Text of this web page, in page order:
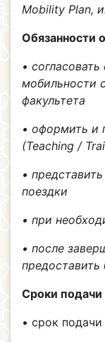
Mobility Plan,
Обязанности
•
мобильности
факультета
• оформить и
(Teaching /
•
поездки
• при
• после
Сроки подачи
• срок